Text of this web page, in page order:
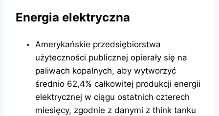
Energia elektryczna
Amerykańskie przedsiębiorstwa
użyteczności publicznej opierały się na
paliwach kopalnych, aby wytworzyć
średnio 62,4% całkowitej produkcji energii
elektrycznej w ciągu ostatnich czterech
miesięcy, zgodnie z danymi z think tanku